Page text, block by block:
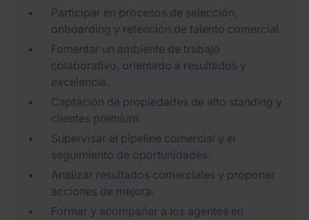
Participar en procesos de selección,
onboarding y retención de talento comercial.
Fomentar un ambiente de trabajo
colaborativo, orientado a resultados y
excelencia.
Captación de propiedades de alto standing y
clientes premium.
Supervisar el pipeline comercial y el
seguimiento de oportunidades.
Analizar resultados comerciales y proponer
acciones de mejora.
Formar y acompañar a los agentes en